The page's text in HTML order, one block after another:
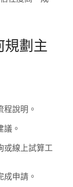
規劃主
說明。
議。
或線上試算工
申請。